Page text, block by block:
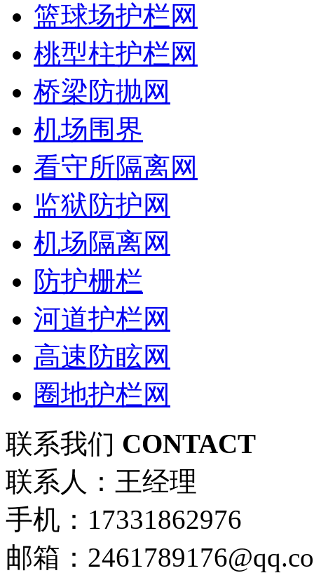
篮球场护栏网
桃型柱护栏网
桥梁防抛网
机场围界
看守所隔离网
监狱防护网
机场隔离网
防护栅栏
河道护栏网
高速防眩网
圈地护栏网
联系我们 CONTACT
联系人：王经理
手机：17331862976
邮箱：